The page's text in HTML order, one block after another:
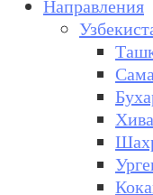
Направления
Хива